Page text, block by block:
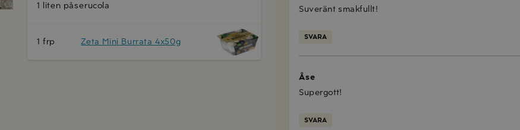
1 liten påserucola
1 frp Zeta Mini Burrata 4x50g
Suveränt smakfullt!
SVARA
Åse
Supergott!
SVARA